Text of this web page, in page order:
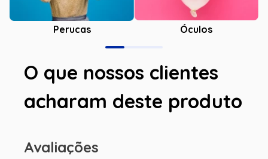
Perucas Óculos
O que nossos clientes
acharam deste produto
Avaliações